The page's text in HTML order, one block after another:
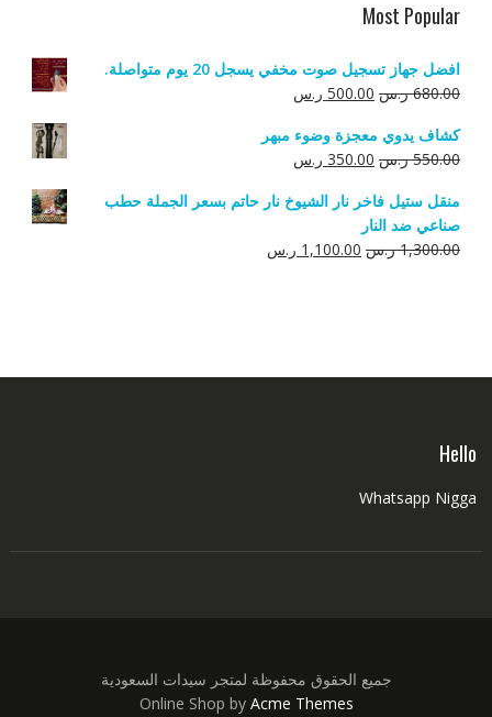
Most Popular
افضل جهاز تسجيل صوت مخفي يسجل 20 يوم متواصلة.
680.00 ر.س السعر
هو:
680.00 ر.س.
500.00 ر.سالسعر
هو:
500.00 ر.س.
كشاف يدوي معجزة وضوء مبهر
550.00 ر.س السعر
هو:
550.00 ر.س.
350.00 ر.سالسعر
هو:
منقل ستيل فاخر نار الشيوخ نار حاتم بسعر الجملة حطب
صناعي ضد النار
1,300.00 ر.س السعر
1,100.00 ر.سالسعر
Hello
Whatsapp Nigga
جميع الحقوق محفوظة لمتجر سيدات السعودية
Online Shop by Acme Themes